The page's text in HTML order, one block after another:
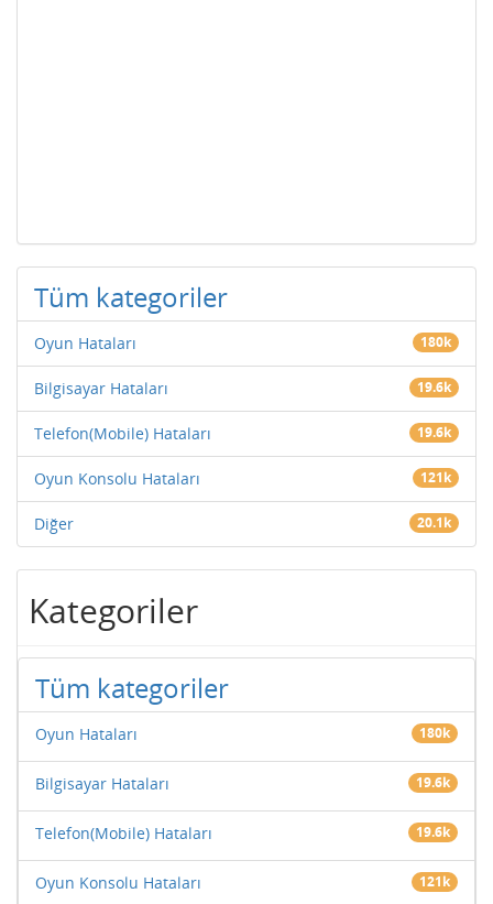
Tüm kategoriler
Oyun Hataları 180k
Bilgisayar Hataları 19.6k
Telefon(Mobile) Hataları 19.6k
Oyun Konsolu Hataları 121k
Diğer 20.1k
Kategoriler
Tüm kategoriler
Oyun Hataları 180k
Bilgisayar Hataları 19.6k
Telefon(Mobile) Hataları 19.6k
Oyun Konsolu Hataları 121k